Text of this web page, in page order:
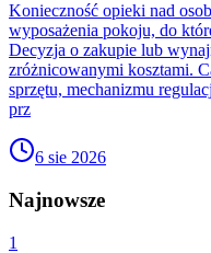
Konieczność opieki nad
wyposażenia pokoju, do
Decyzja o zakupie lub
zróżnicowanymi kosztami.
sprzętu, mechanizmu
prz
6 sie 2026
Najnowsze
1